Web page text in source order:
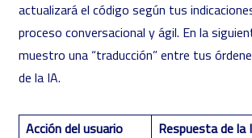
actualizará el código según tus
proceso conversacional y ágil. En la
muestro una “traducción” entre tus
de la IA.
Acción del usuario
Respuesta de la